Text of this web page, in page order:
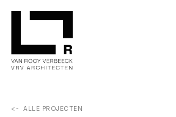
<-  ALLE PROJECTEN